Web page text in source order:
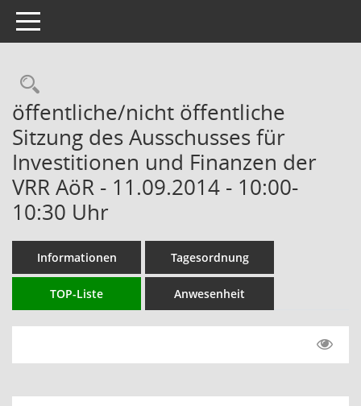
Toggle navigation
Rechercheauswahl
öffentliche/nicht öffentliche
Sitzung des Ausschusses für
Investitionen und Finanzen der
VRR AöR - 11.09.2014 - 10:00-
10:30 Uhr
Informationen Tagesordnung
TOP-Liste Anwesenheit